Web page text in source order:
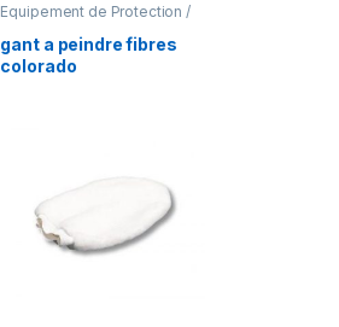
Equipement de Protection /
EPI
Gants de protection
gant a peindre fibres
colorado